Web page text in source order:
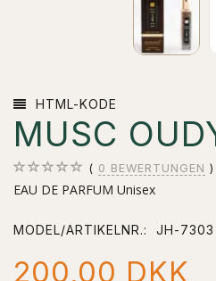
HTML-KODE
MUSC
0 BEWERTUNGEN
EAU DE PARFUM Unisex
MODEL/ARTIKELNR.: JH-7303
200,00 DKK